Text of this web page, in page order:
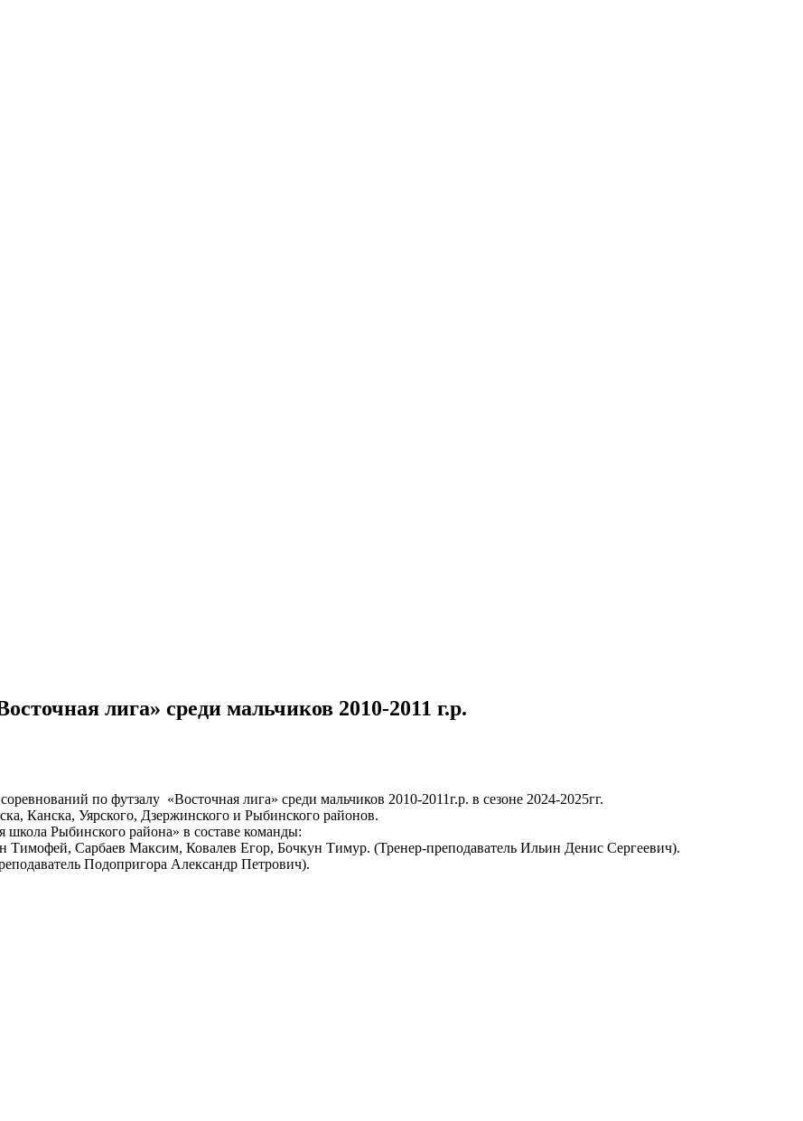
лига» среди мальчиков 2010-2011 г.р.
по футзалу «Восточная лига» среди мальчиков 2010-2011г.р. в сезоне 2024-2025гг.
Канска, Уярского, Дзержинского и Рыбинского районов.
Рыбинского района» в составе команды:
Сарбаев Максим, Ковалев Егор, Бочкун Тимур. (Тренер-преподаватель Ильин Денис Сергеевич).
Подопригора Александр Петрович).